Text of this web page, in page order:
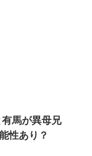
有馬が異母兄
性あり？